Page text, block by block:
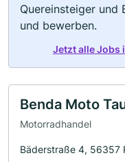
Quereinsteiger und
und bewerben.
Jetzt alle Jobs
Benda Moto
Motorradhandel
Bäderstraße 4, 56357